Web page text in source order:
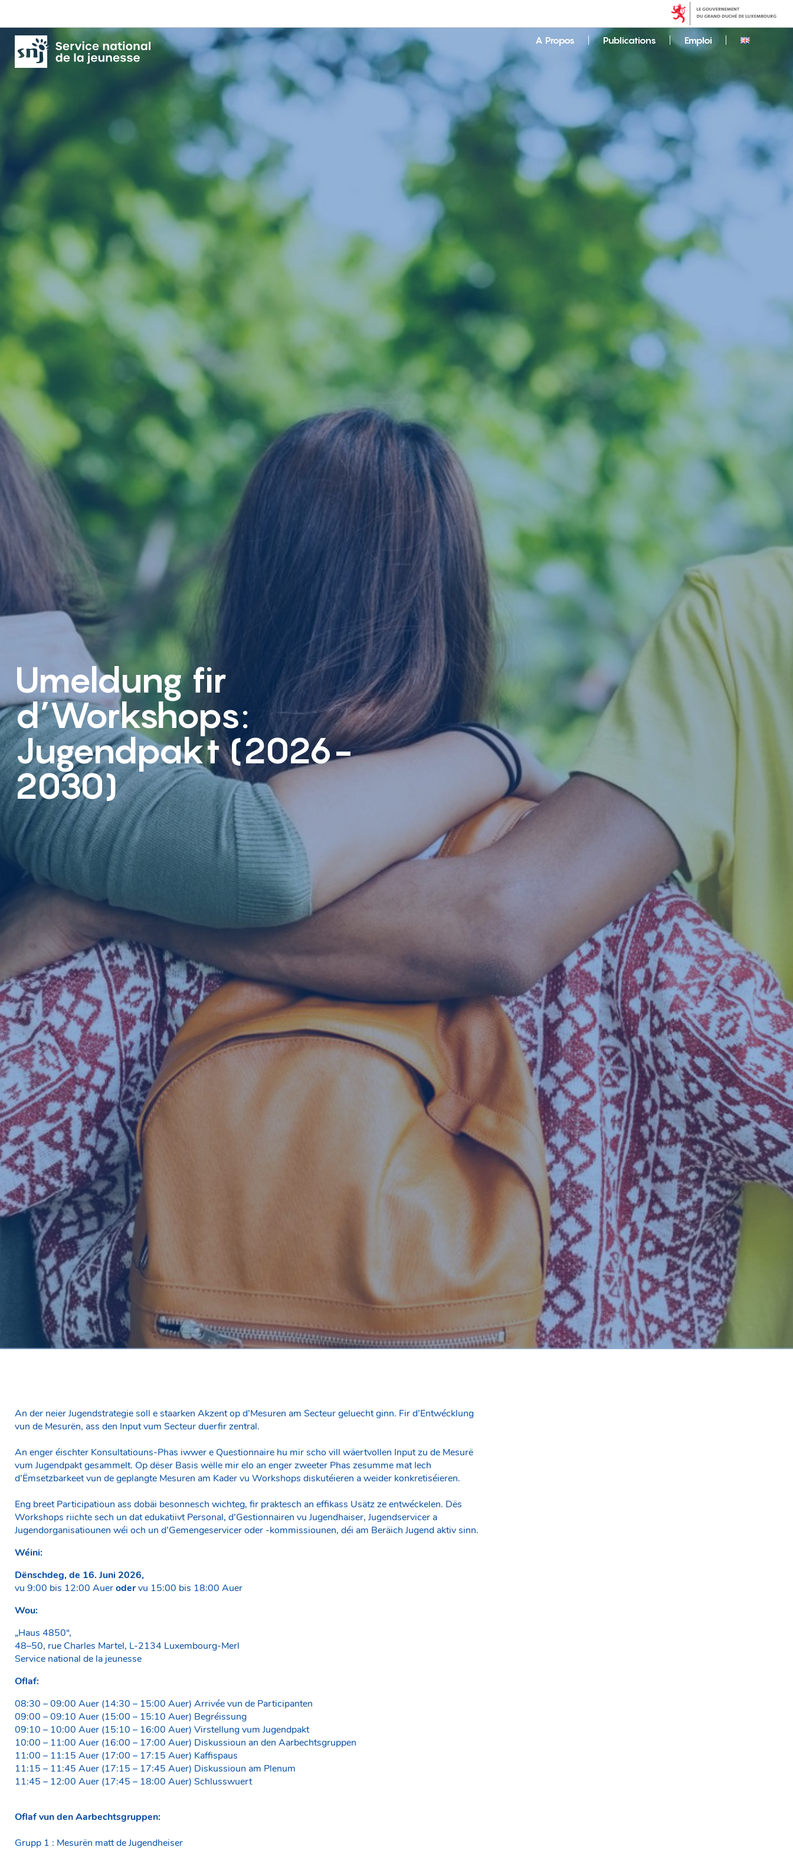
A Propos Publications Emploi
Umeldung fir
d’Workshops:
Jugendpakt (2026-
2030)
An der neier Jugendstrategie soll e staarken Akzent op d’Mesuren am Secteur geluecht ginn. Fir d’Entwécklung
vun de Mesurën, ass den Input vum Secteur duerfir zentral.
An enger éischter Konsultatiouns-Phas iwwer e Questionnaire hu mir scho vill wäertvollen Input zu de Mesurë
vum Jugendpakt gesammelt. Op dëser Basis wëlle mir elo an enger zweeter Phas zesumme mat Iech
d’Ëmsetzbarkeet vun de geplangte Mesuren am Kader vu Workshops diskutéieren a weider konkretiséieren.
Eng breet Participatioun ass dobäi besonnesch wichteg, fir praktesch an effikass Usätz ze entwéckelen. Dës
Workshops riichte sech un dat edukatiivt Personal, d’Gestionnairen vu Jugendhaiser, Jugendservicer a
Jugendorganisatiounen wéi och un d’Gemengeservicer oder -kommissiounen, déi am Beräich Jugend aktiv sinn.
Wéini:
Dënschdeg, de 16. Juni 2026,
vu 9:00 bis 12:00 Auerodervu 15:00 bis 18:00 Auer
Wou:
„Haus 4850“,
48–50, rue Charles Martel, L-2134 Luxembourg-Merl
Service national de la jeunesse
Oflaf:
08:30 – 09:00 Auer (14:30 – 15:00 Auer) Arrivée vun de Participanten
09:00 – 09:10 Auer (15:00 – 15:10 Auer) Begréissung
09:10 – 10:00 Auer (15:10 – 16:00 Auer) Virstellung vum Jugendpakt
10:00 – 11:00 Auer (16:00 – 17:00 Auer) Diskussioun an den Aarbechtsgruppen
11:00 – 11:15 Auer (17:00 – 17:15 Auer) Kaffispaus
11:15 – 11:45 Auer (17:15 – 17:45 Auer) Diskussioun am Plenum
11:45 – 12:00 Auer (17:45 – 18:00 Auer) Schlusswuert
Oflaf vun den Aarbechtsgruppen:
Grupp 1 : Mesurën matt de Jugendheiser